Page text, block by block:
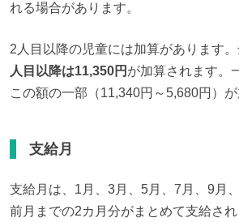
れる場合があります。
2人目以降の児童には加算があります。
人目以降は11,350円 が加算されます。
この額の一部（11,340円～5,680円）が
支給月
支給月は、1月、3月、5月、7月、9月
前月までの2カ月分がまとめて支給され